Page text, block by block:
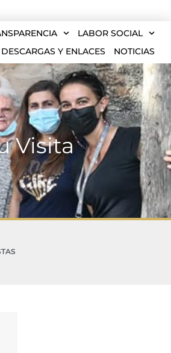
LABOR SOCIAL
DESCARGAS Y ENLACES
NOTICIAS
Visita